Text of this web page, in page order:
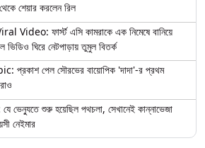
শেয়ার করলেন রিল
ফার্স্ট এসি কামরাকে এক নিমেষে বানিয়ে
ভিডিও ঘিরে নেটপাড়ায় তুমুল বিতর্ক
পেল সৌরভের বায়োপিক 'দাদা'-র প্রথম
শুরু হয়েছিল পথচলা, সেখানেই কান্নাভেজা
নেইমার